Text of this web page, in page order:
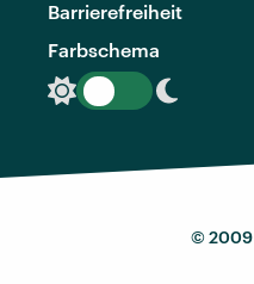
Barrierefreiheit
Farbschema
© 2009